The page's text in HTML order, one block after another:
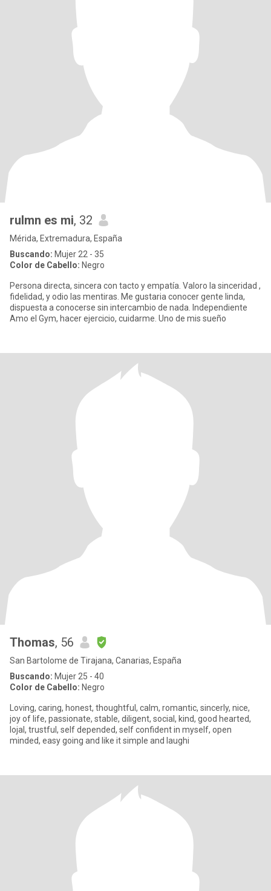
rulmn es mi, 32
Mérida, Extremadura, España
Buscando: Mujer 22 - 35
Color de Cabello: Negro
Persona directa, sincera con tacto y empatía. Valoro la sinceridad ,
fidelidad, y odio las mentiras. Me gustaria conocer gente linda,
dispuesta a conocerse sin intercambio de nada. Independiente
Amo el Gym, hacer ejercicio, cuidarme. Uno de mis sueño
Thomas, 56
San Bartolome de Tirajana, Canarias, España
Buscando: Mujer 25 - 40
Color de Cabello: Negro
Loving, caring, honest, thoughtful, calm, romantic, sincerly, nice,
joy of life, passionate, stable, diligent, social, kind, good hearted,
lojal, trustful, self depended, self confident in myself, open
minded, easy going and like it simple and laughi